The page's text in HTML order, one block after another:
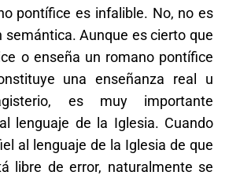
pontífice es infalible. No, no es
semántica. Aunque es cierto que
o enseña un romano pontífice
una enseñanza real u
es muy importante
lenguaje de la Iglesia. Cuando
al lenguaje de la Iglesia de que
libre de error, naturalmente se